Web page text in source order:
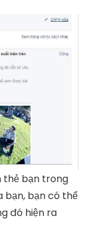
thẻ bạn trong
bạn, bạn có thể
đó hiện ra